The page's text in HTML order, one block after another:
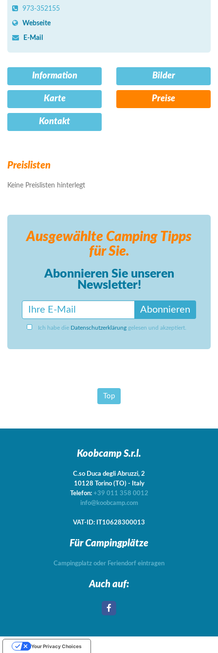
973-352155
Webseite
E-Mail
Information Bilder
Karte Preise
Kontakt
Preislisten
Keine Preislisten hinterlegt
Ausgewählte Camping Tipps
für Sie.
Abonnieren Sie unseren
Newsletter!
Abonnieren
Ich habe die Datenschutzerklärung gelesen und akzeptiert.
Top
Koobcamp S.r.l.
C.so Duca degli Abruzzi, 2
10128 Torino (TO) - Italy
Telefon: +39 011 358 0012
info@koobcamp.com
VAT-ID: IT10628300013
Für Campingplätze
Campingplatz oder Feriendorf eintragen
Auch auf:
Your Privacy Choices